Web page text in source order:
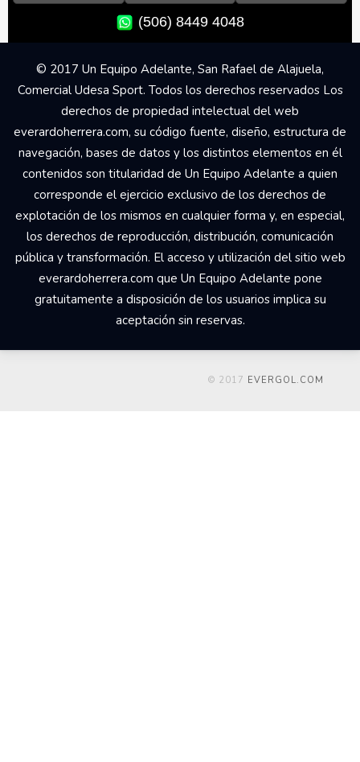
(506) 8449 4048
© 2017 Un Equipo Adelante, San Rafael de Alajuela,
Comercial Udesa Sport. Todos los derechos reservados Los
derechos de propiedad intelectual del web
everardoherrera.com, su código fuente, diseño, estructura de
navegación, bases de datos y los distintos elementos en él
contenidos son titularidad de Un Equipo Adelante a quien
corresponde el ejercicio exclusivo de los derechos de
explotación de los mismos en cualquier forma y, en especial,
los derechos de reproducción, distribución, comunicación
pública y transformación. El acceso y utilización del sitio web
everardoherrera.com que Un Equipo Adelante pone
gratuitamente a disposición de los usuarios implica su
aceptación sin reservas.
© 2017 EVERGOL.COM